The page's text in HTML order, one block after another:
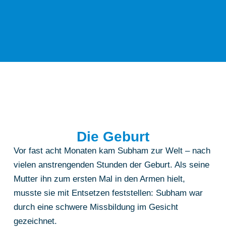
Die Geburt
Vor fast acht Monaten kam Subham zur Welt – nach
vielen anstrengenden Stunden der Geburt. Als seine
Mutter ihn zum ersten Mal in den Armen hielt,
musste sie mit Entsetzen feststellen: Subham war
durch eine schwere Missbildung im Gesicht
gezeichnet.